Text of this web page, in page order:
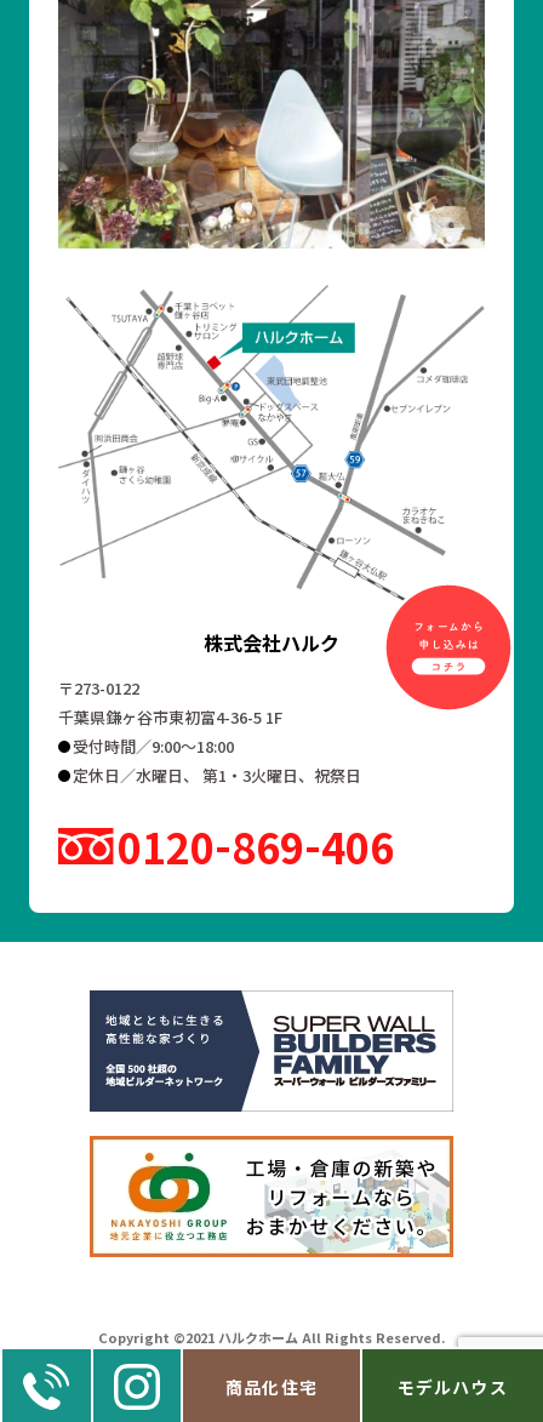
商品化住宅 モデルハウス
株式会社ハルク
〒273-0122
千葉県鎌ヶ谷市東初富4-36-5 1F
受付時間／9:00～18:00
定休日／水曜日、 第1・3火曜日、祝祭日
0120 869 406
Copyright ©2021 ハルクホーム All Rights Reserved.